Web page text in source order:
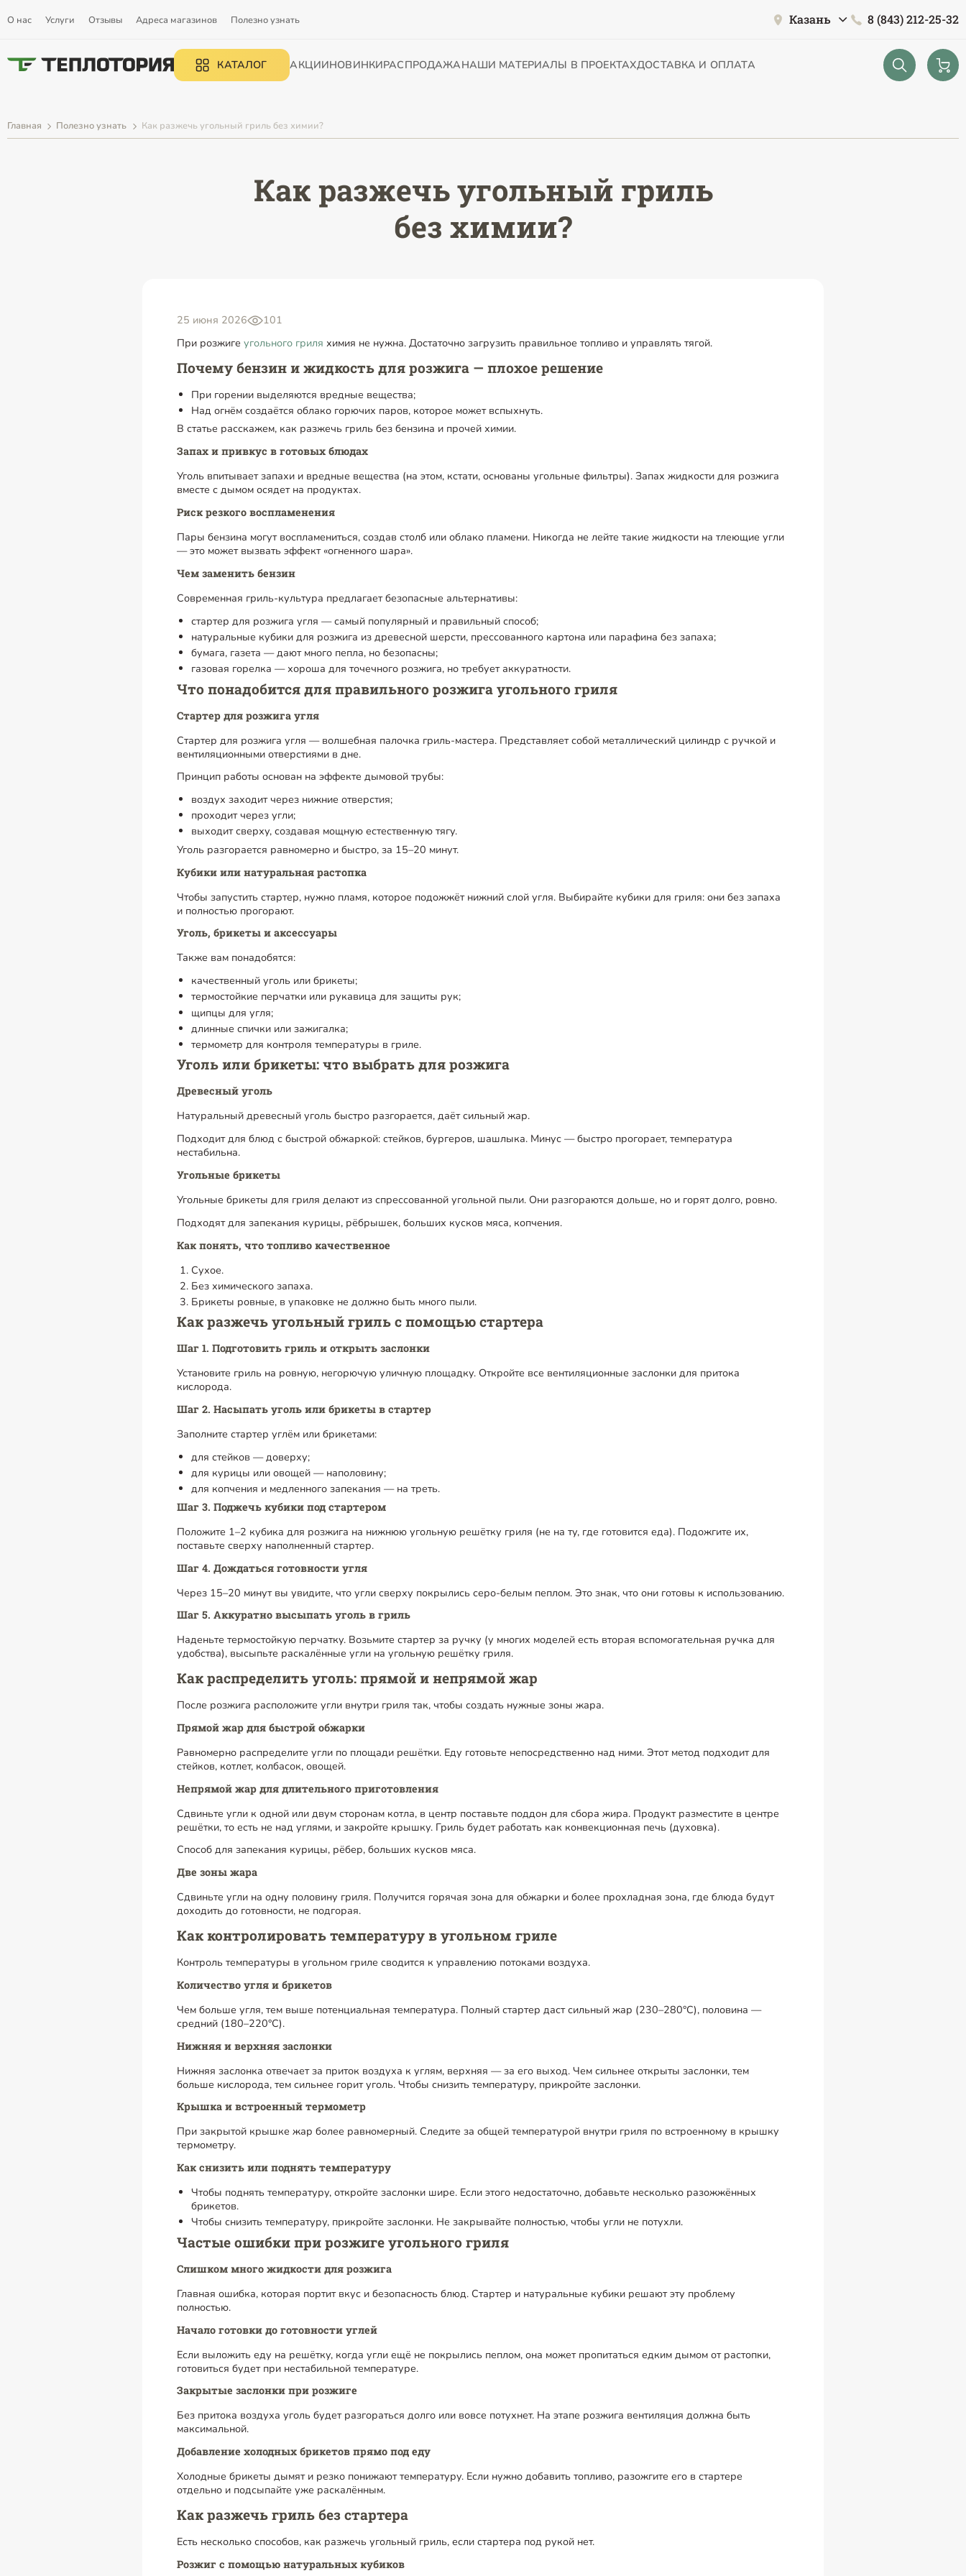
О нас Услуги Отзывы Адреса магазинов Полезно узнать Казань 8 (843) 212-25-32
КАТАЛОГ АКЦИИНОВИНКИРАСПРОДАЖАНАШИ МАТЕРИАЛЫ В ПРОЕКТАХДОСТАВКА И ОПЛАТА
Главная Полезно узнать Как разжечь угольный гриль без химии?
Как разжечь угольный гриль
без химии?
25 июня 2026
101
При розжигеугольного гриляхимия не нужна. Достаточно загрузить правильное топливо и управлять тягой.
Почему бензин и жидкость для розжига — плохое решение
При горении выделяются вредные вещества;
Над огнём создаётся облако горючих паров, которое может вспыхнуть.
В статье расскажем, как разжечь гриль без бензина и прочей химии.
Запах и привкус в готовых блюдах
Уголь впитывает запахи и вредные вещества (на этом, кстати, основаны угольные фильтры). Запах жидкости для розжига
вместе с дымом осядет на продуктах.
Риск резкого воспламенения
Пары бензина могут воспламениться, создав столб или облако пламени. Никогда не лейте такие жидкости на тлеющие угли
— это может вызвать эффект «огненного шара».
Чем заменить бензин
Современная гриль-культура предлагает безопасные альтернативы:
стартер для розжига угля — самый популярный и правильный способ;
натуральные кубики для розжига из древесной шерсти, прессованного картона или парафина без запаха;
бумага, газета — дают много пепла, но безопасны;
газовая горелка — хороша для точечного розжига, но требует аккуратности.
Что понадобится для правильного розжига угольного гриля
Стартер для розжига угля
Стартер для розжига угля — волшебная палочка гриль-мастера. Представляет собой металлический цилиндр с ручкой и
вентиляционными отверстиями в дне.
Принцип работы основан на эффекте дымовой трубы:
воздух заходит через нижние отверстия;
проходит через угли;
выходит сверху, создавая мощную естественную тягу.
Уголь разгорается равномерно и быстро, за 15–20 минут.
Кубики или натуральная растопка
Чтобы запустить стартер, нужно пламя, которое подожжёт нижний слой угля. Выбирайте кубики для гриля: они без запаха
и полностью прогорают.
Уголь, брикеты и аксессуары
Также вам понадобятся:
качественный уголь или брикеты;
термостойкие перчатки или рукавица для защиты рук;
щипцы для угля;
длинные спички или зажигалка;
термометр для контроля температуры в гриле.
Уголь или брикеты: что выбрать для розжига
Древесный уголь
Натуральный древесный уголь быстро разгорается, даёт сильный жар.
Подходит для блюд с быстрой обжаркой: стейков, бургеров, шашлыка. Минус — быстро прогорает, температура
нестабильна.
Угольные брикеты
Угольные брикеты для гриля делают из спрессованной угольной пыли. Они разгораются дольше, но и горят долго, ровно.
Подходят для запекания курицы, рёбрышек, больших кусков мяса, копчения.
Как понять, что топливо качественное
Сухое.
Без химического запаха.
Брикеты ровные, в упаковке не должно быть много пыли.
Как разжечь угольный гриль с помощью стартера
Шаг 1. Подготовить гриль и открыть заслонки
Установите гриль на ровную, негорючую уличную площадку. Откройте все вентиляционные заслонки для притока
кислорода.
Шаг 2. Насыпать уголь или брикеты в стартер
Заполните стартер углём или брикетами:
для стейков — доверху;
для курицы или овощей — наполовину;
для копчения и медленного запекания — на треть.
Шаг 3. Поджечь кубики под стартером
Положите 1–2 кубика для розжига на нижнюю угольную решётку гриля (не на ту, где готовится еда). Подожгите их,
поставьте сверху наполненный стартер.
Шаг 4. Дождаться готовности угля
Через 15–20 минут вы увидите, что угли сверху покрылись серо-белым пеплом. Это знак, что они готовы к использованию.
Шаг 5. Аккуратно высыпать уголь в гриль
Наденьте термостойкую перчатку. Возьмите стартер за ручку (у многих моделей есть вторая вспомогательная ручка для
удобства), высыпьте раскалённые угли на угольную решётку гриля.
Как распределить уголь: прямой и непрямой жар
После розжига расположите угли внутри гриля так, чтобы создать нужные зоны жара.
Прямой жар для быстрой обжарки
Равномерно распределите угли по площади решётки. Еду готовьте непосредственно над ними. Этот метод подходит для
стейков, котлет, колбасок, овощей.
Непрямой жар для длительного приготовления
Сдвиньте угли к одной или двум сторонам котла, в центр поставьте поддон для сбора жира. Продукт разместите в центре
решётки, то есть не над углями, и закройте крышку. Гриль будет работать как конвекционная печь (духовка).
Способ для запекания курицы, рёбер, больших кусков мяса.
Две зоны жара
Сдвиньте угли на одну половину гриля. Получится горячая зона для обжарки и более прохладная зона, где блюда будут
доходить до готовности, не подгорая.
Как контролировать температуру в угольном гриле
Контроль температуры в угольном гриле сводится к управлению потоками воздуха.
Количество угля и брикетов
Чем больше угля, тем выше потенциальная температура. Полный стартер даст сильный жар (230–280°C), половина —
средний (180–220°C).
Нижняя и верхняя заслонки
Нижняя заслонка отвечает за приток воздуха к углям, верхняя — за его выход. Чем сильнее открыты заслонки, тем
больше кислорода, тем сильнее горит уголь. Чтобы снизить температуру, прикройте заслонки.
Крышка и встроенный термометр
При закрытой крышке жар более равномерный. Следите за общей температурой внутри гриля по встроенному в крышку
термометру.
Как снизить или поднять температуру
Чтобы поднять температуру, откройте заслонки шире. Если этого недостаточно, добавьте несколько разожжённых
брикетов.
Чтобы снизить температуру, прикройте заслонки. Не закрывайте полностью, чтобы угли не потухли.
Частые ошибки при розжиге угольного гриля
Слишком много жидкости для розжига
Главная ошибка, которая портит вкус и безопасность блюд. Стартер и натуральные кубики решают эту проблему
полностью.
Начало готовки до готовности углей
Если выложить еду на решётку, когда угли ещё не покрылись пеплом, она может пропитаться едким дымом от растопки,
готовиться будет при нестабильной температуре.
Закрытые заслонки при розжиге
Без притока воздуха уголь будет разгораться долго или вовсе потухнет. На этапе розжига вентиляция должна быть
максимальной.
Добавление холодных брикетов прямо под еду
Холодные брикеты дымят и резко понижают температуру. Если нужно добавить топливо, разожгите его в стартере
отдельно и подсыпайте уже раскалённым.
Как разжечь гриль без стартера
Есть несколько способов, как разжечь угольный гриль, если стартера под рукой нет.
Розжиг с помощью натуральных кубиков